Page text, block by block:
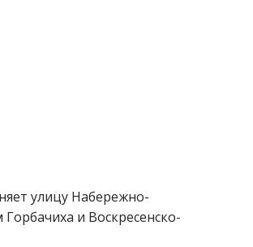
улицу Набережно-
и Воскресенско-